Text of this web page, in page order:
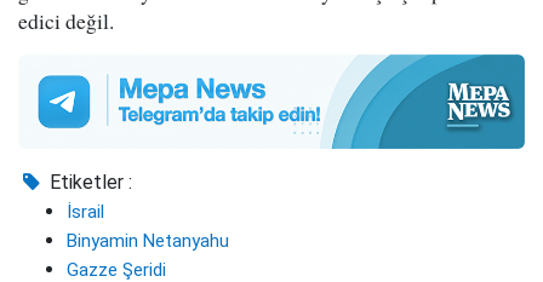
edici değil.
Etiketler :
İsrail
Binyamin Netanyahu
Gazze Şeridi